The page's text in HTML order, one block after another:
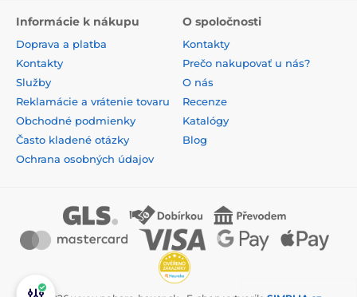
Informácie k nákupu
Doprava a platba
Kontakty
Služby
Reklamácie a vrátenie tovaru
Obchodné podmienky
Často kladené otázky
Ochrana osobných údajov
O spoločnosti
Kontakty
Prečo nakupovať u nás?
O nás
Recenze
Katalógy
Blog